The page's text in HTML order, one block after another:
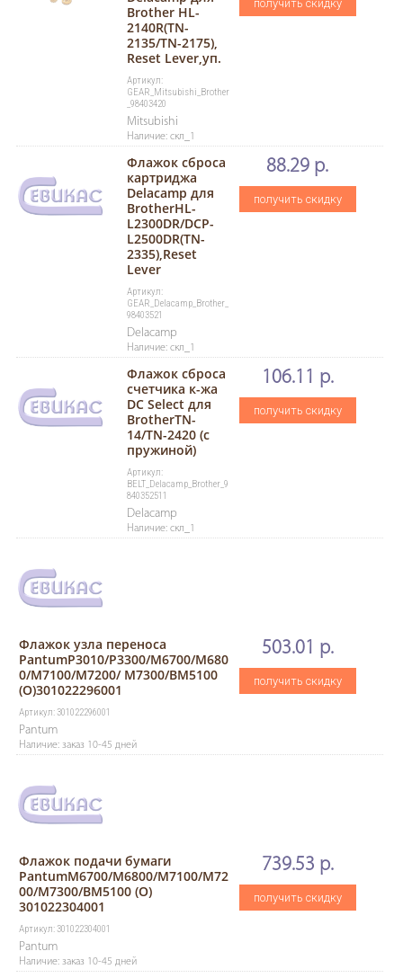
Brother HL-
2140R(TN-
2135/TN-2175),
Reset Lever,уп.
Артикул:
GEAR_Mitsubishi_Brother
_98403420
Mitsubishi
Наличие: скл_1
получить скидку
Флажок сброса
картриджа
Delacamp для
BrotherHL-
L2300DR/DCP-
L2500DR(TN-
2335),Reset
Lever
Артикул:
GEAR_Delacamp_Brother_
98403521
Delacamp
Наличие: скл_1
88.29 р.
получить скидку
Флажок сброса
счетчика к-жа
DC Select для
BrotherTN-
14/TN-2420 (с
пружиной)
Артикул:
BELT_Delacamp_Brother_9
840352511
Delacamp
Наличие: скл_1
106.11 р.
получить скидку
Флажок узла переноса
PantumP3010/P3300/M6700/M680
0/M7100/M7200/ M7300/BM5100
(O)301022296001
Артикул: 301022296001
Pantum
Наличие: заказ 10-45 дней
503.01 р.
получить скидку
Флажок подачи бумаги
PantumM6700/M6800/M7100/M72
00/M7300/BM5100 (O)
301022304001
Артикул: 301022304001
Pantum
Наличие: заказ 10-45 дней
739.53 р.
получить скидку